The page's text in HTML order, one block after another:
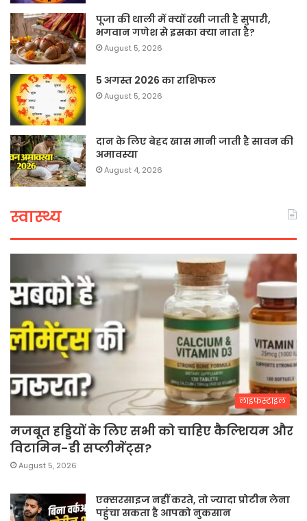
पूजा की थाली में क्यों रखी जाती है सुपारी,
भगवान गणेश से इसका क्या नाता है?
August 5, 2026
5 अगस्त 2026 का राशिफल
August 5, 2026
दान के लिए बेहद खास मानी जाती है सावन की
अमावस्या
August 4, 2026
स्वास्थ्य
लाइफस्टाइल
मजबूत हड्डियों के लिए सभी को चाहिए कैल्शियम और
विटामिन-डी सप्लीमेंट्स?
August 5, 2026
एक्सरसाइज नहीं करते, तो ज्यादा प्रोटीन लेना
पहुंचा सकता है आपको नुकसान